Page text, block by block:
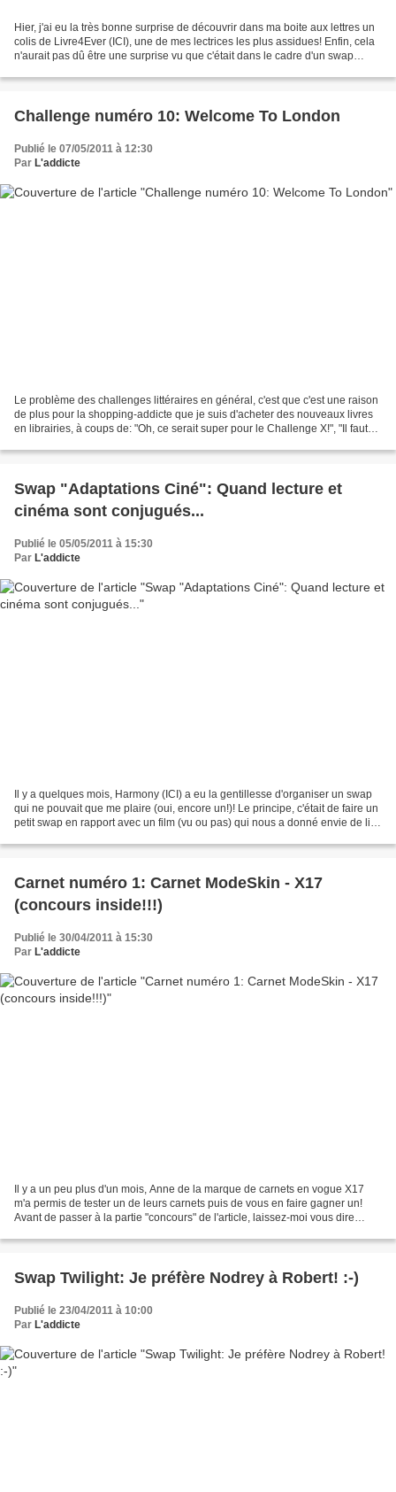
Hier, j'ai eu la très bonne surprise de découvrir dans ma boite aux lettres un
colis de Livre4Ever (ICI), une de mes lectrices les plus assidues! Enfin, cela
n'aurait pas dû être une surprise vu que c'était dans le cadre d'un swap
Challenge numéro 10: Welcome To London
Publié le 07/05/2011 à 12:30
Par L'addicte
Le problème des challenges littéraires en général, c'est que c'est une raison
de plus pour la shopping-addicte que je suis d'acheter des nouveaux livres
en librairies, à coups de: "Oh, ce serait super pour le Challenge X!", "Il faut
Swap "Adaptations Ciné": Quand lecture et
cinéma sont conjugués...
Publié le 05/05/2011 à 15:30
Par L'addicte
Il y a quelques mois, Harmony (ICI) a eu la gentillesse d'organiser un swap
qui ne pouvait que me plaire (oui, encore un!)! Le principe, c'était de faire un
petit swap en rapport avec un film (vu ou pas) qui nous a donné envie de lire
Carnet numéro 1: Carnet ModeSkin - X17
(concours inside!!!)
Publié le 30/04/2011 à 15:30
Par L'addicte
Il y a un peu plus d'un mois, Anne de la marque de carnets en vogue X17
m'a permis de tester un de leurs carnets puis de vous en faire gagner un!
Avant de passer à la partie "concours" de l'article, laissez-moi vous dire
Swap Twilight: Je préfère Nodrey à Robert! :-)
Publié le 23/04/2011 à 10:00
Par L'addicte